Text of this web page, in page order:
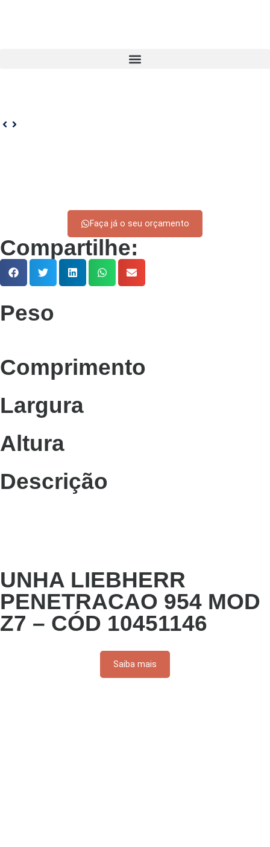
Faça já o seu orçamento
Compartilhe:
Peso
Comprimento
Largura
Altura
Descrição
UNHA LIEBHERR
PENETRACAO 954 MOD
Z7 – CÓD 10451146
Saiba mais